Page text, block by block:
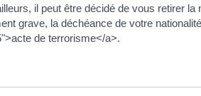
il peut être décidé de vous retirer
grave, la déchéance de votre
de terrorisme</a>.